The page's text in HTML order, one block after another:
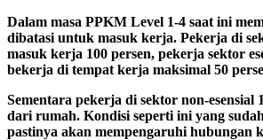
Dalam masa PPKM Level 1-4 saat ini
dibatasi untuk masuk kerja. Pekerja di
masuk kerja 100 persen, pekerja sektor
bekerja di tempat kerja maksimal 50
Sementara pekerja di sektor non-esensial
dari rumah. Kondisi seperti ini yang
pastinya akan mempengaruhi hubungan